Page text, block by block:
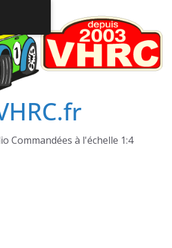
Commandées à l'échelle 1:4